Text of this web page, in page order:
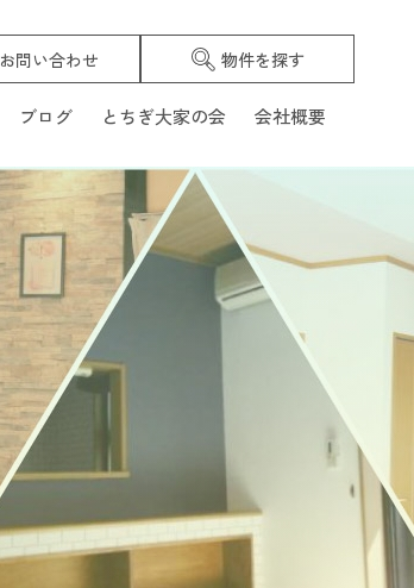
お問い合わせ 物件を探す
ブログ とちぎ大家の会 会社概要